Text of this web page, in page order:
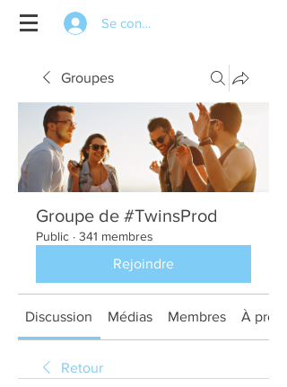
Se connecter
Groupes
Groupe de #TwinsProd
Public · 341 membres
Rejoindre
Discussion Médias Membres À
Retour